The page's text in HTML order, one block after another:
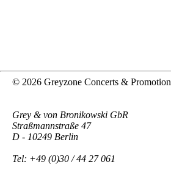
© 2026 Greyzone Concerts & Promotion
Grey & von Bronikowski GbR
Straßmannstraße 47
D - 10249 Berlin
Tel: +49 (0)30 / 44 27 061